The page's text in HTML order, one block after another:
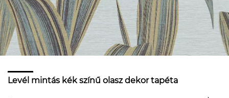
Levél mintás kék színű olasz dekor tapéta